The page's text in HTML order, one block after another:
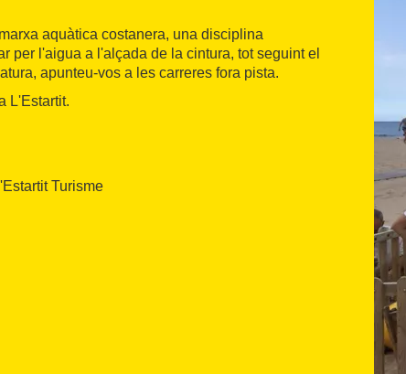
aquàtica costanera, una disciplina
per l'aigua a l'alçada de la cintura, tot seguint el
apunteu-vos a les carreres fora pista.
L'Estartit.
Turisme